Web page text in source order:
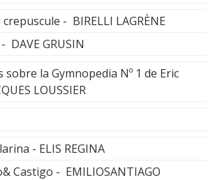
- BIRELLI LAGRÈNE
GRUSIN
sobre la Gymnopedia Nº 1 de Eric
LOUSSIER
- ELIS REGINA
Castigo - EMILIOSANTIAGO